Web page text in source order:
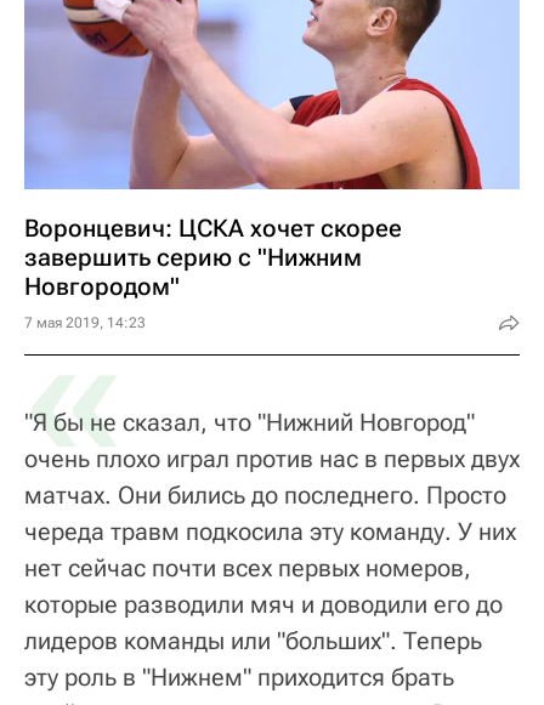
Воронцевич: ЦСКА хочет скорее
завершить серию с "Нижним
Новгородом"
7 мая 2019, 14:23
«
"Я бы не сказал, что "Нижний Новгород"
очень плохо играл против нас в первых двух
матчах. Они бились до последнего. Просто
череда травм подкосила эту команду. У них
нет сейчас почти всех первых номеров,
которые разводили мяч и доводили его до
лидеров команды или "больших". Теперь
эту роль в "Нижнем" приходится брать